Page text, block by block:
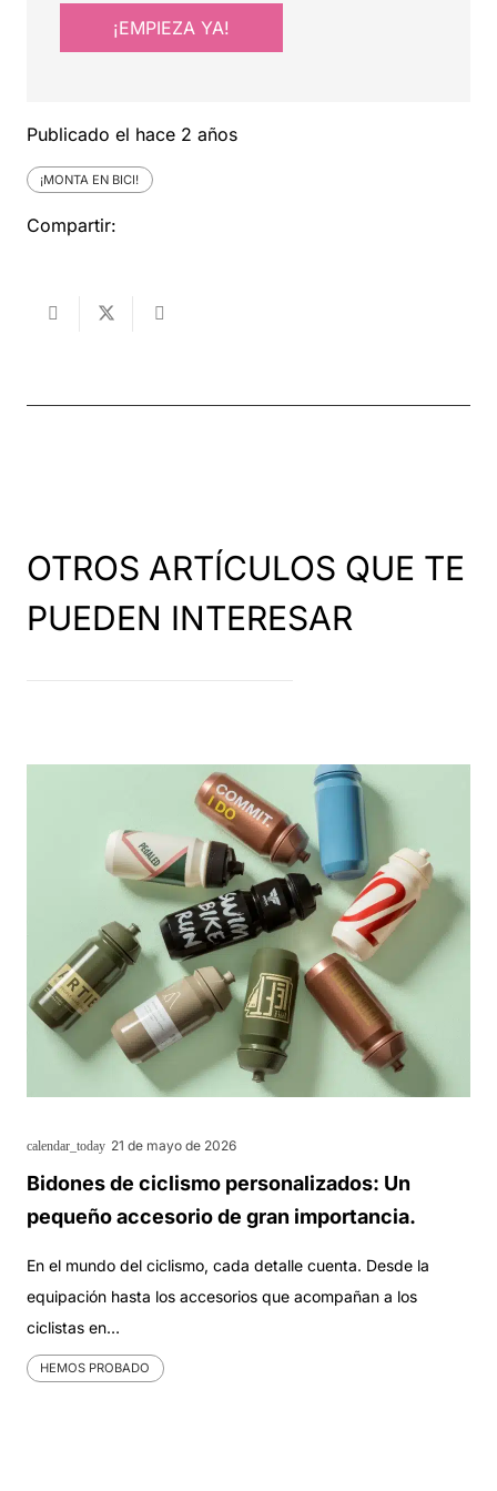
¡EMPIEZA YA!
Publicado el hace 2 años
¡MONTA EN BICI!
Compartir:
OTROS ARTÍCULOS QUE TE
PUEDEN INTERESAR
calendar_today 21 de mayo de 2026
Bidones de ciclismo personalizados: Un
pequeño accesorio de gran importancia.
En el mundo del ciclismo, cada detalle cuenta. Desde la
equipación hasta los accesorios que acompañan a los
ciclistas en…
HEMOS PROBADO